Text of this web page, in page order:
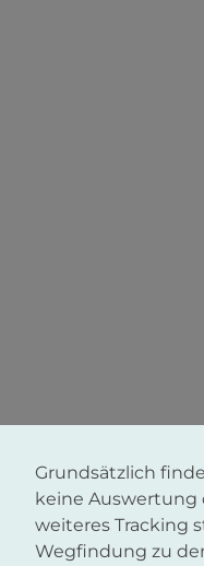
Grundsätzlich
keine Auswertung
weiteres Tracking
Wegfindung zu